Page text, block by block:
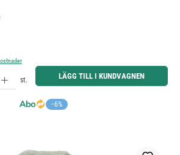
−6%
eller använd knapparna för att öka eller minska kvantiteten.
st. LÄGG TILL I KUNDVAGNEN